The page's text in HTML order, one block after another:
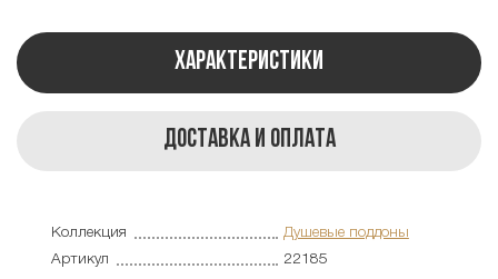
Характеристики
Доставка и оплата
Коллекция
Душевые поддоны
Артикул
22185